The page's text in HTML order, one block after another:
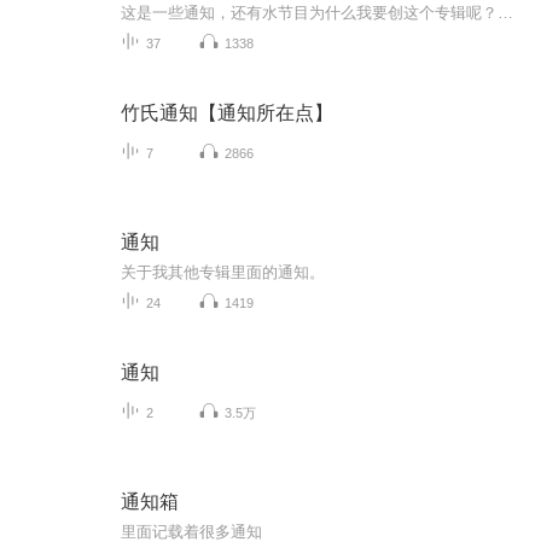
37 1338
竹氏通知【通知所在点】
7 2866
通知
关于我其他专辑里面的通知。
24 1419
通知
2 3.5万
通知箱
里面记载着很多通知